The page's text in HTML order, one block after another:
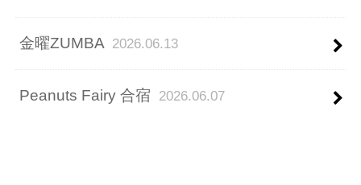
金曜ZUMBA 2026.06.13
Peanuts Fairy 合宿 2026.06.07